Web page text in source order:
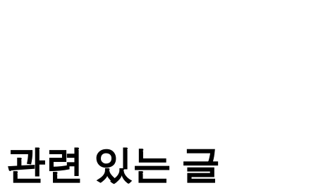
관련 있는 글